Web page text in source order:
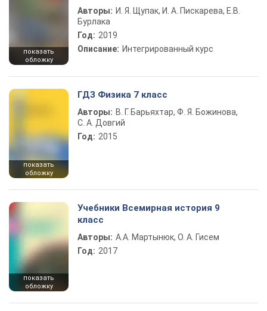
показать
обложку
Авторы: И. Я. Щупак, И. А. Пискарева, Е.В.
Бурлака
Год: 2019
Описание: Интегрированный курс
показать
обложку
ГДЗ Физика 7 класс
Авторы: В. Г. Барьяхтар, Ф. Я. Божинова,
С. А. Довгий
Год: 2015
показать
обложку
Учебники Всемирная история 9
класс
Авторы: А.А. Мартынюк, О. А. Гисем
Год: 2017